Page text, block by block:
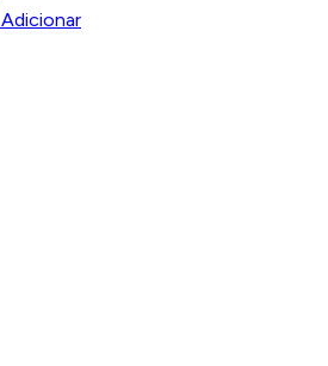
Adicionar